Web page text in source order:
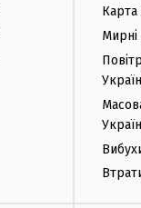
Карта